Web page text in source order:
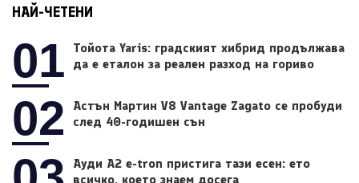
НАЙ-ЧЕТЕНИ
01
Тойота Yaris: градският хибрид продължава
да е еталон за реален разход на гориво
02
Астън Мартин V8 Vantage Zagato се пробуди
след 40-годишен сън
Ауди A2 e-tron пристига тази есен: ето
всичко, което знаем досега